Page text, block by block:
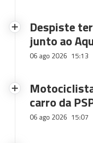
Despiste
junto ao
06 ago 2026 15:13
carro da
06 ago 2026 15:07